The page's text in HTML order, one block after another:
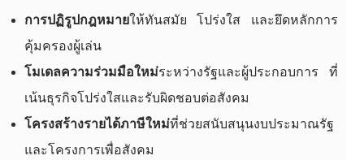
การปฏิรูปกฎหมายให้ทันสมัย โปร่งใส และยึดหลักการ
คุ้มครองผู้เล่น
โมเดลความร่วมมือใหม่ระหว่างรัฐและผู้ประกอบการ ที่
เน้นธุรกิจโปร่งใสและรับผิดชอบต่อสังคม
โครงสร้างรายได้ภาษีใหม่ที่ช่วยสนับสนุนงบประมาณรัฐ
และโครงการเพื่อสังคม